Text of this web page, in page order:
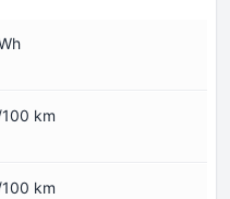
km
km